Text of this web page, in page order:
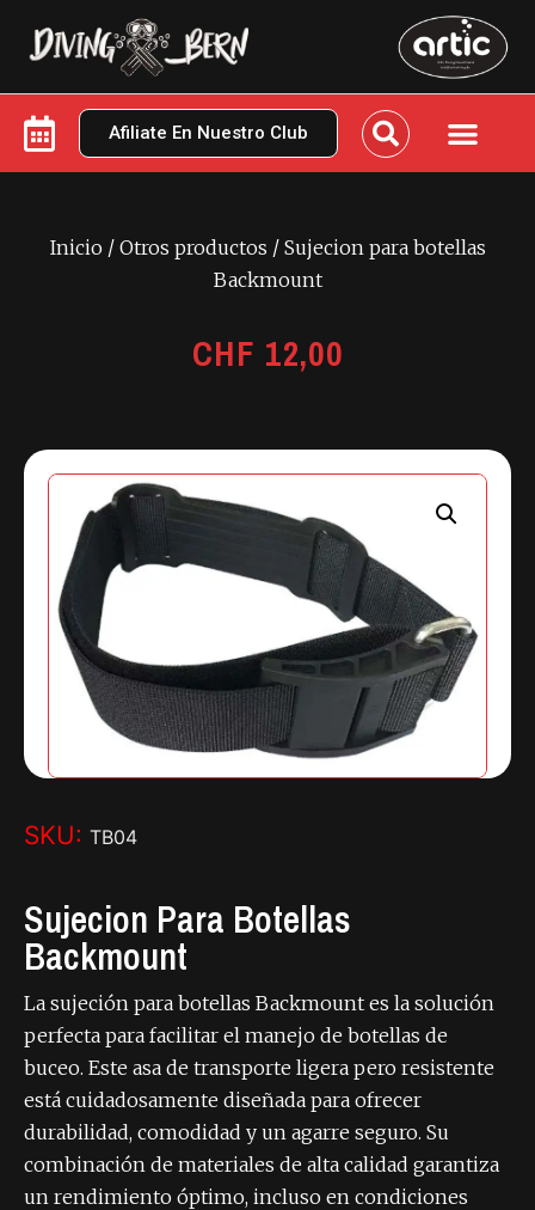
Afiliate En Nuestro Club
Inicio / Otros productos / Sujecion para botellas
Backmount
CHF 12,00
SKU: TB04
Sujecion Para Botellas
Backmount
La sujeción para botellas Backmount es la solución
perfecta para facilitar el manejo de botellas de
buceo. Este asa de transporte ligera pero resistente
está cuidadosamente diseñada para ofrecer
durabilidad, comodidad y un agarre seguro. Su
combinación de materiales de alta calidad garantiza
un rendimiento óptimo, incluso en condiciones